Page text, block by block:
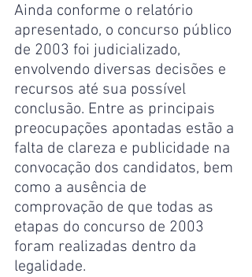
Ainda conforme o relatório
apresentado, o concurso público
de 2003 foi judicializado,
envolvendo diversas decisões e
recursos até sua possível
conclusão. Entre as principais
preocupações apontadas estão a
falta de clareza e publicidade na
convocação dos candidatos, bem
como a ausência de
comprovação de que todas as
etapas do concurso de 2003
foram realizadas dentro da
legalidade.